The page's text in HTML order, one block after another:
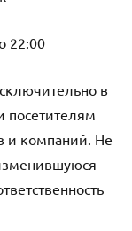
22:00
в
посетителям
и компаний. Не